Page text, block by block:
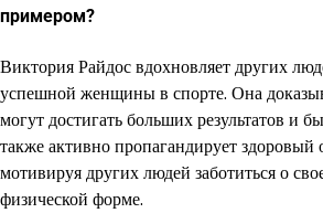
примером?
Виктория Райдос вдохновляет других
успешной женщины в спорте. Она
могут достигать больших результатов и
также активно пропагандирует
мотивируя других людей заботиться о
физической форме.